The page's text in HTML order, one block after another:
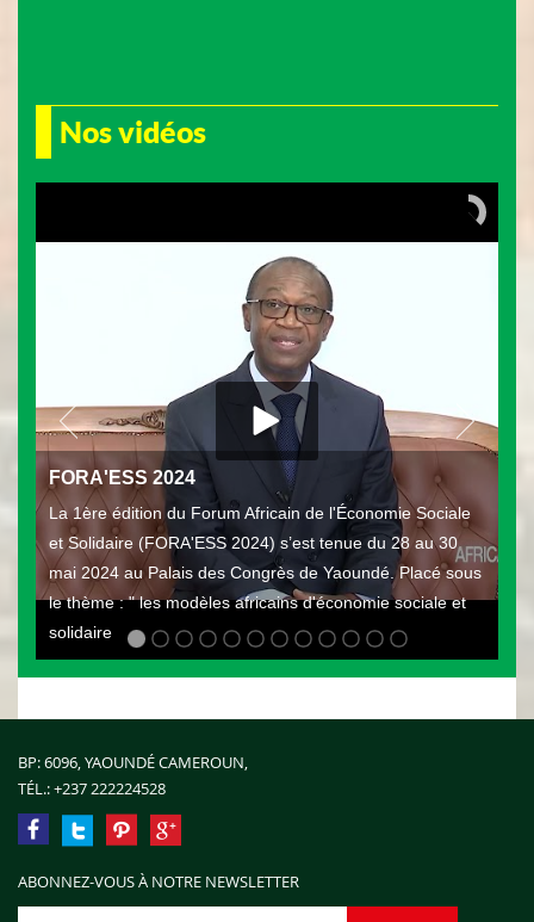
Nos vidéos
FORA'ESS 2024
La 1ère édition du Forum Africain de l'Économie Sociale
et Solidaire (FORA'ESS 2024) s’est tenue du 28 au 30
mai 2024 au Palais des Congrès de Yaoundé. Placé sous
le thème : " les modèles africains d'économie sociale et
solidaire
BP: 6096, YAOUNDÉ CAMEROUN,
TÉL.:+237 222224528
ABONNEZ-VOUS À NOTRE NEWSLETTER